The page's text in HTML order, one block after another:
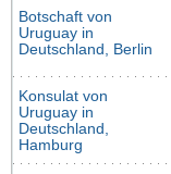
Botschaft von
Uruguay in
Deutschland, Berlin
Konsulat von
Uruguay in
Deutschland,
Hamburg